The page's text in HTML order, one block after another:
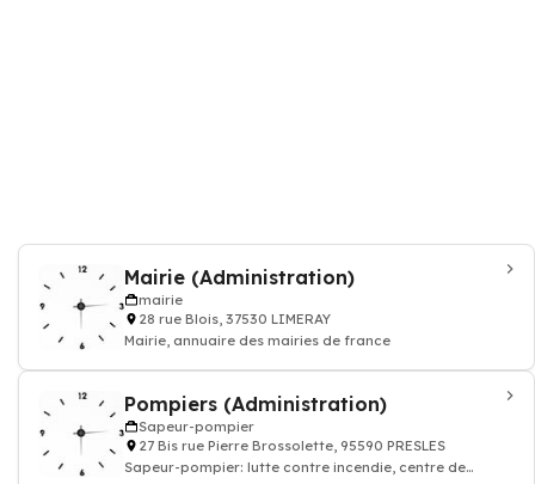
Mairie (Administration)
mairie
28 rue Blois, 37530 LIMERAY
Mairie, annuaire des mairies de france
Pompiers (Administration)
Sapeur-pompier
27 Bis rue Pierre Brossolette, 95590 PRESLES
Sapeur-pompier: lutte contre incendie, centre de